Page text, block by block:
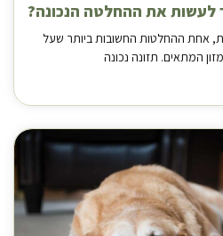
לעשות את ההחלטה הנכונה?
אחת ההחלטות החשובות ביותר שעל
המתאים. תזונה נכונה